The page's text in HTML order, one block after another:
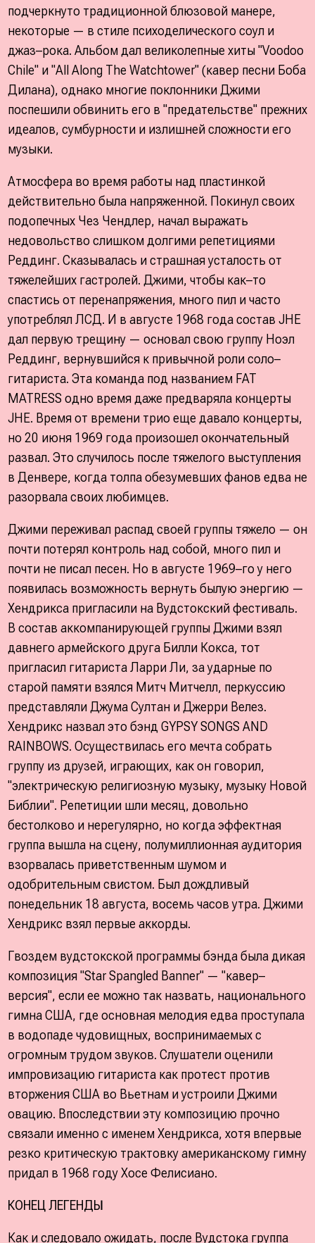
подчеркнуто традиционной блюзовой манере,
некоторые — в стиле психоделического соул и
джаз–рока. Альбом дал великолепные хиты "Voodoo
Chile" и "All Along The Watchtower" (кавер песни Боба
Дилана), однако многие поклонники Джими
поспешили обвинить его в "предательстве" прежних
идеалов, сумбурности и излишней сложности его
музыки.
Атмосфера во время работы над пластинкой
действительно была напряженной. Покинул своих
подопечных Чез Чендлер, начал выражать
недовольство слишком долгими репетициями
Реддинг. Сказывалась и страшная усталость от
тяжелейших гастролей. Джими, чтобы как–то
спастись от перенапряжения, много пил и часто
употреблял ЛСД. И в августе 1968 года состав JHE
дал первую трещину — основал свою группу Ноэл
Реддинг, вернувшийся к привычной роли соло–
гитариста. Эта команда под названием FAT
MATRESS одно время даже предваряла концерты
JHE. Время от времени трио еще давало концерты,
но 20 июня 1969 года произошел окончательный
развал. Это случилось после тяжелого выступления
в Денвере, когда толпа обезумевших фанов едва не
разорвала своих любимцев.
Джими переживал распад своей группы тяжело — он
почти потерял контроль над собой, много пил и
почти не писал песен. Но в августе 1969–го у него
появилась возможность вернуть былую энергию —
Хендрикса пригласили на Вудстокский фестиваль.
В состав аккомпанирующей группы Джими взял
давнего армейского друга Билли Кокса, тот
пригласил гитариста Ларри Ли, за ударные по
старой памяти взялся Митч Митчелл, перкуссию
представляли Джума Султан и Джерри Велез.
Хендрикс назвал это бэнд GYPSY SONGS AND
RAINBOWS. Осуществилась его мечта собрать
группу из друзей, играющих, как он говорил,
"электрическую религиозную музыку, музыку Новой
Библии". Репетиции шли месяц, довольно
бестолково и нерегулярно, но когда эффектная
группа вышла на сцену, полумиллионная аудитория
взорвалась приветственным шумом и
одобрительным свистом. Был дождливый
понедельник 18 августа, восемь часов утра. Джими
Хендрикс взял первые аккорды.
Гвоздем вудстокской программы бэнда была дикая
композиция "Star Spangled Banner" — "кавер–
версия", если ее можно так назвать, национального
гимна США, где основная мелодия едва проступала
в водопаде чудовищных, воспринимаемых с
огромным трудом звуков. Слушатели оценили
импровизацию гитариста как протест против
вторжения США во Вьетнам и устроили Джими
овацию. Впоследствии эту композицию прочно
связали именно с именем Хендрикса, хотя впервые
резко критическую трактовку американскому гимну
придал в 1968 году Хосе Фелисиано.
КОНЕЦ ЛЕГЕНДЫ
Как и следовало ожидать, после Вудстока группа